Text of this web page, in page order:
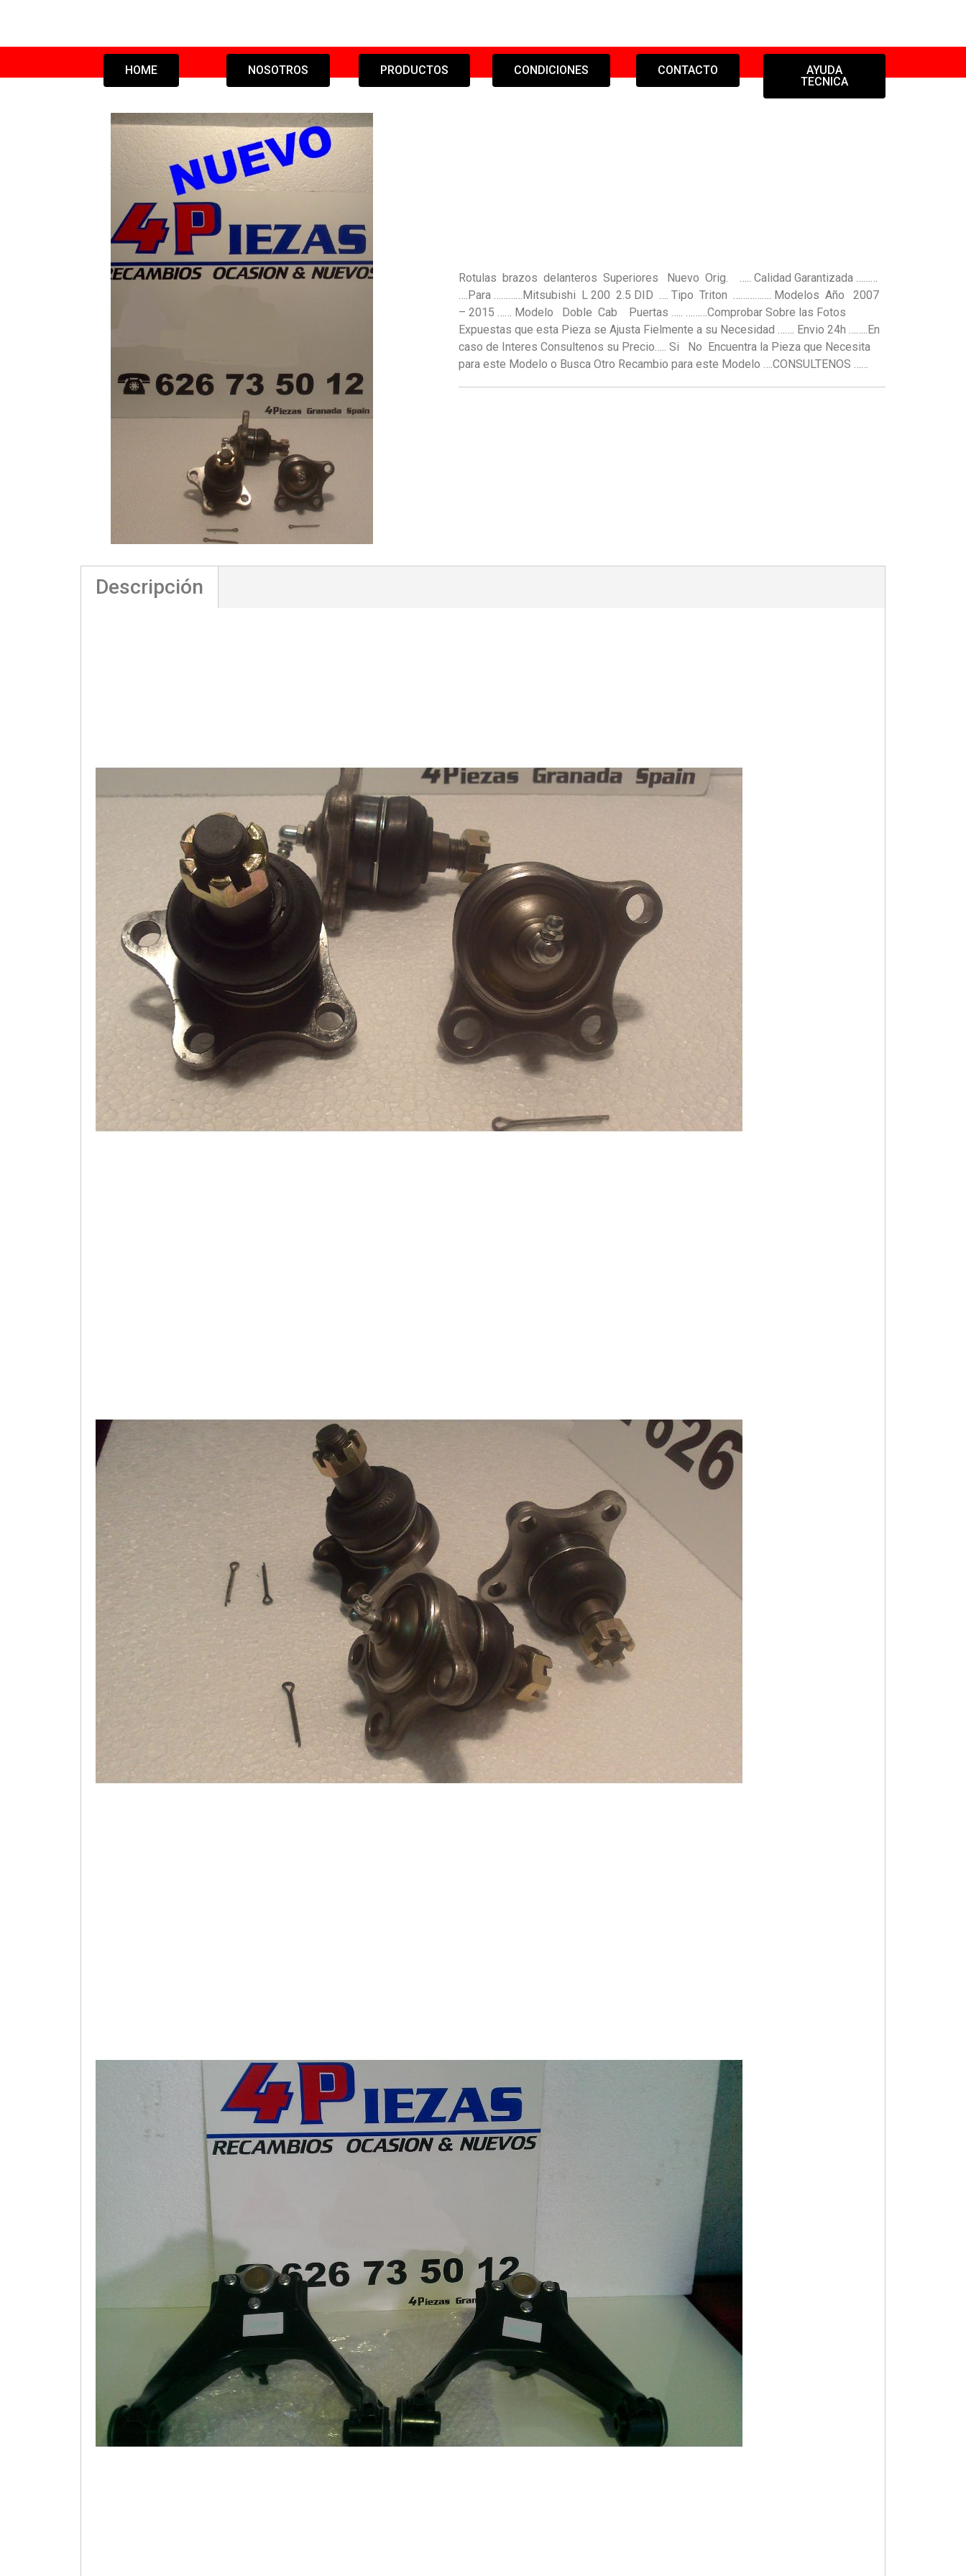
HOME NOSOTROS PRODUCTOS CONDICIONES CONTACTO
AYUDA
TECNICA
Rotulas brazos delanteros Superiores Nuevo Orig. ….. Calidad Garantizada ………
….Para …………Mitsubishi L 200 2.5 DID …. Tipo Triton ……………. Modelos Año 2007
– 2015 …… Modelo Doble Cab Puertas ….. ………Comprobar Sobre las Fotos
Expuestas que esta Pieza se Ajusta Fielmente a su Necesidad ……. Envio 24h ……..En
caso de Interes Consultenos su Precio….. Si No Encuentra la Pieza que Necesita
para este Modelo o Busca Otro Recambio para este Modelo ….CONSULTENOS ……
Descripción